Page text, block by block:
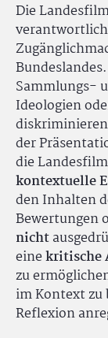
Die
Sammlungs-
Ideologien
der
die
kontextuelle
den Inhalten
Bewertungen
nicht
einekritische
zu
im Kontext
Reflexion